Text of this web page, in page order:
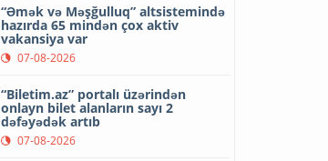
“Əmək və Məşğulluq” altsistemində
hazırda 65 mindən çox aktiv
vakansiya var
07-08-2026
“Biletim.az” portalı üzərindən
onlayn bilet alanların sayı 2
dəfəyədək artıb
07-08-2026